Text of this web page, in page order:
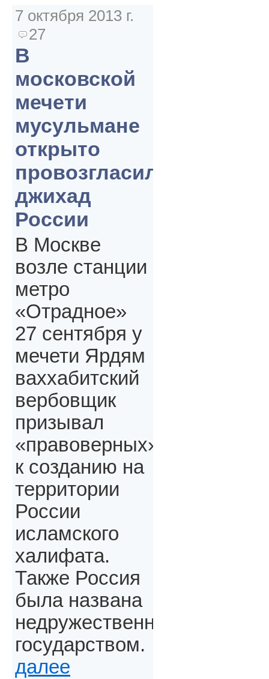
7 октября 2013 г.
27
В
московской
мечети
мусульмане
открыто
провозгласили
джихад
России
В Москве
возле станции
метро
«Отрадное»
27 сентября у
мечети Ярдям
ваххабитский
вербовщик
призывал
«правоверных»,
к созданию на
территории
России
исламского
халифата.
Также Россия
была названа
недружественным
государством.
далее